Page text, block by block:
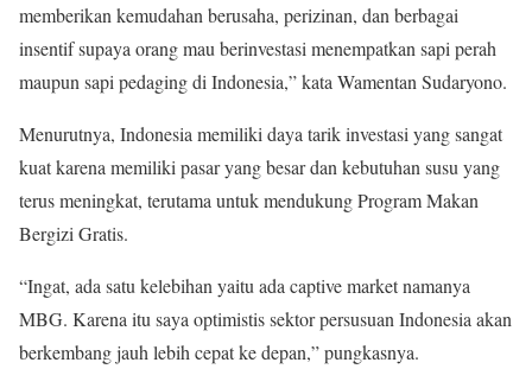
memberikan kemudahan berusaha, perizinan, dan berbagai
insentif supaya orang mau berinvestasi menempatkan sapi perah
maupun sapi pedaging di Indonesia,” kata Wamentan Sudaryono.
Menurutnya, Indonesia memiliki daya tarik investasi yang sangat
kuat karena memiliki pasar yang besar dan kebutuhan susu yang
terus meningkat, terutama untuk mendukung Program Makan
Bergizi Gratis.
“Ingat, ada satu kelebihan yaitu ada captive market namanya
MBG. Karena itu saya optimistis sektor persusuan Indonesia akan
berkembang jauh lebih cepat ke depan,” pungkasnya.